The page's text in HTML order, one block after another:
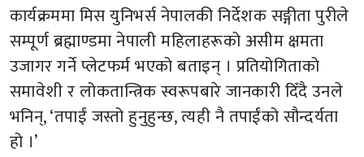
कार्यक्रममा मिस युनिभर्स नेपालकी निर्देशक सङ्गीता पुरीले
सम्पूर्ण ब्रह्माण्डमा नेपाली महिलाहरूको असीम क्षमता
उजागर गर्ने प्लेटफर्म भएको बताइन् । प्रतियोगिताको
समावेशी र लोकतान्त्रिक स्वरूपबारे जानकारी दिँदै उनले
भनिन्, ‘तपाईं जस्तो हुनुहुन्छ, त्यही नै तपाईंको सौन्दर्यता
हो ।’